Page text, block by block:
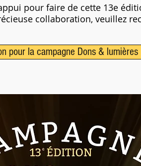
pour faire de cette 13e
collaboration, veuillez
pour la campagne Dons & lumières